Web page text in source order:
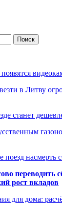
в Литву
станет
поезд насмерть
переводить
рост вкладов
для дома: